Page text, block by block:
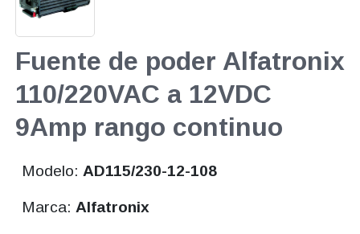
Fuente de poder Alfatronix
110/220VAC a 12VDC
9Amp rango continuo
Modelo: AD115/230-12-108
Marca: Alfatronix